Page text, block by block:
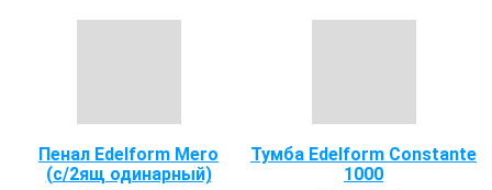
Пенал Edelform Мero
(с/2ящ одинарный)
Тумба Edelform Constante
1000